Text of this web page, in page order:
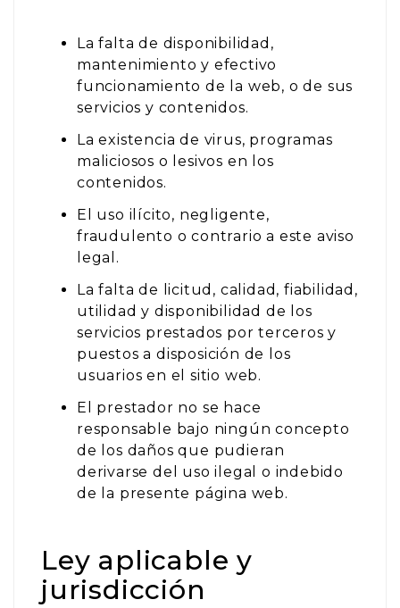
La falta de disponibilidad,
mantenimiento y efectivo
funcionamiento de la web, o de sus
servicios y contenidos.
La existencia de virus, programas
maliciosos o lesivos en los
contenidos.
El uso ilícito, negligente,
fraudulento o contrario a este aviso
legal.
La falta de licitud, calidad, fiabilidad,
utilidad y disponibilidad de los
servicios prestados por terceros y
puestos a disposición de los
usuarios en el sitio web.
El prestador no se hace
responsable bajo ningún concepto
de los daños que pudieran
derivarse del uso ilegal o indebido
de la presente página web.
Ley aplicable y
jurisdicción